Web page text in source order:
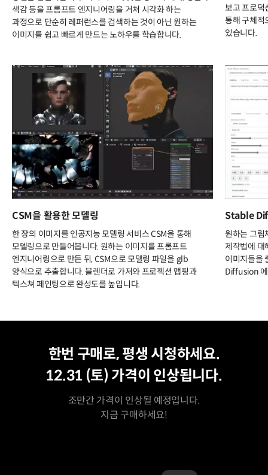
색감 등을 프롬프트 엔지니어링을 거쳐 시각화 하는
과정으로 단순히 레퍼런스를 검색하는 것이 아닌 원하는
이미지를 쉽고 빠르게 만드는 노하우를 학습합니다.
보고 프로덕
통해 구체적
있습니다.
CSM을 활용한 모델링
한 장의 이미지를 인공지능 모델링 서비스 CSM을 통해
모델링으로 만들어봅니다. 원하는 이미지를 프롬프트
엔지니어링으로 만든 뒤, CSM으로 모델링 파일을 glb
양식으로 추출합니다. 블렌더로 가져와 프로젝션 맵핑과
텍스쳐 페인팅으로 완성도를 높입니다.
Stable
원하는 그림
제작법에
이미지들을
Diffusion
한번 구매로, 평생 시청하세요.
12.31 (토) 가격이 인상됩니다.
조만간 가격이 인상될 예정입니다.
지금 구매하세요!